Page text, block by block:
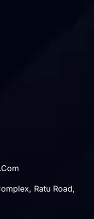
Ratu Road,